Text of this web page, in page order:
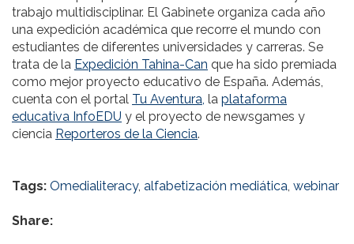
trabajo multidisciplinar. El Gabinete organiza cada año
una expedición académica que recorre el mundo con
estudiantes de diferentes universidades y carreras. Se
trata de la Expedición Tahina-Can que ha sido premiada
como mejor proyecto educativo de España. Además,
cuenta con el portal Tu Aventura, la plataforma
educativa InfoEDU y el proyecto de newsgames y
ciencia Reporteros de la Ciencia.
Tags: Omedialiteracy, alfabetización mediática, webinar
Share: